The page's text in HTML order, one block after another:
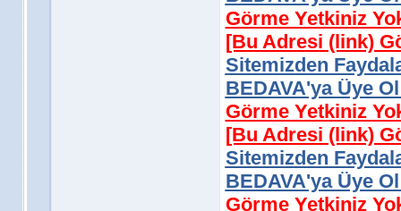
Görme Yetkiniz
[Bu Adresi (link)
Sitemizden
BEDAVA'ya Üye
Görme Yetkiniz
[Bu Adresi (link)
Sitemizden
BEDAVA'ya Üye
Görme Yetkiniz